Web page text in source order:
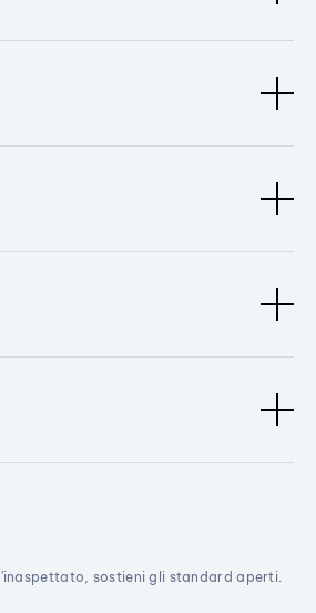
sostieni gli standard aperti.